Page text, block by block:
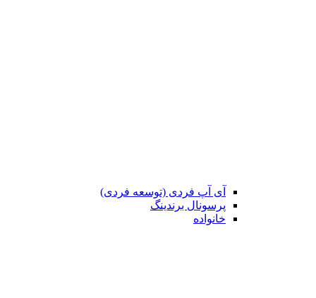
آی آپ فردی (توسعه فردی)
پرسونال برندینگ
خانواده